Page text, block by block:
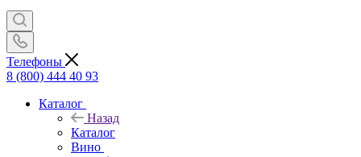
Телефоны
8 (800) 444 40 93
Каталог
Назад
Каталог
Вино